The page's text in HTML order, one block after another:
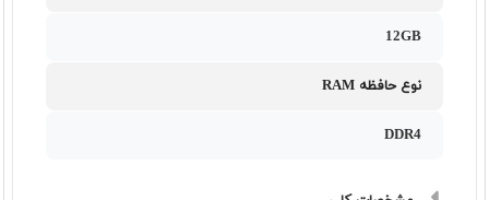
12GB
نوع حافظه RAM
DDR4